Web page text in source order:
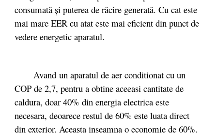
consumată şi puterea de răcire generată. Cu cat este
mai mare EER cu atat este mai eficient din punct de
vedere energetic aparatul.
Avand un aparatul de aer conditionat cu un
COP de 2,7, pentru a obtine aceeasi cantitate de
caldura, doar 40% din energia electrica este
necesara, deoarece restul de 60% este luata direct
din exterior. Aceasta inseamna o economie de 60%.